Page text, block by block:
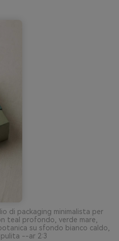
di packaging minimalista per
teal profondo, verde mare,
su sfondo bianco caldo,
pulita --ar 2:3